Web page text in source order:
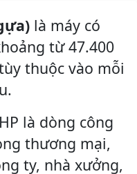
là máy có
từ 47.400
thuộc vào mỗi
là dòng công
thương mại,
ty, nhà xưởng,